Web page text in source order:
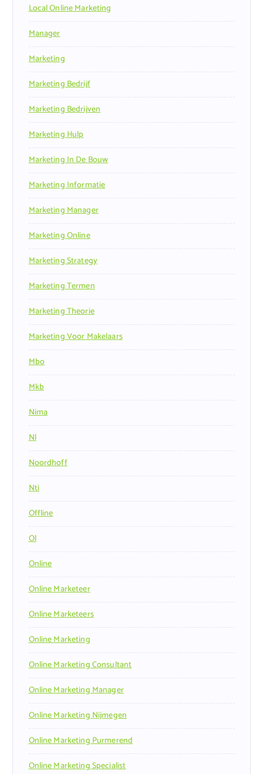
Local Online Marketing
Manager
Marketing
Marketing Bedrijf
Marketing Bedrijven
Marketing Hulp
Marketing In De Bouw
Marketing Informatie
Marketing Manager
Marketing Online
Marketing Strategy
Marketing Termen
Marketing Theorie
Marketing Voor Makelaars
Mbo
Mkb
Nima
Nl
Noordhoff
Nti
Offline
Ol
Online
Online Marketeer
Online Marketeers
Online Marketing
Online Marketing Consultant
Online Marketing Manager
Online Marketing Nijmegen
Online Marketing Purmerend
Online Marketing Specialist